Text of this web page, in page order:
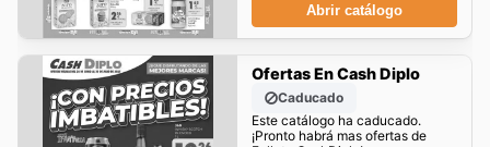
Abrir catálogo
Ofertas En Cash Diplo
Caducado
Este catálogo ha caducado.
¡Pronto habrá mas ofertas de